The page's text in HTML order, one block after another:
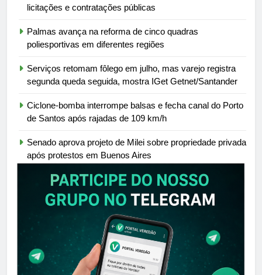
licitações e contratações públicas
Palmas avança na reforma de cinco quadras
poliesportivas em diferentes regiões
Serviços retomam fôlego em julho, mas varejo registra
segunda queda seguida, mostra IGet Getnet/Santander
Ciclone-bomba interrompe balsas e fecha canal do Porto
de Santos após rajadas de 109 km/h
Senado aprova projeto de Milei sobre propriedade privada
após protestos em Buenos Aires